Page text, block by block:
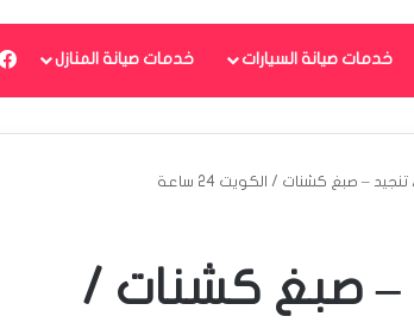
خدمات صيانة السيارات خدمات صيانة المنازل
– صبغ كشنات / الكويت 24 ساعة
– صبغ كشنات /